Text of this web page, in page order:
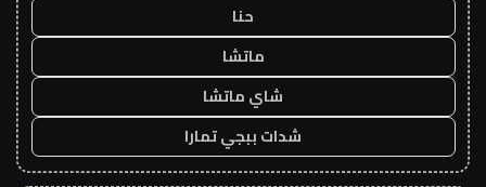
حنا
ماتشا
شاي ماتشا
شدات ببجي تمارا